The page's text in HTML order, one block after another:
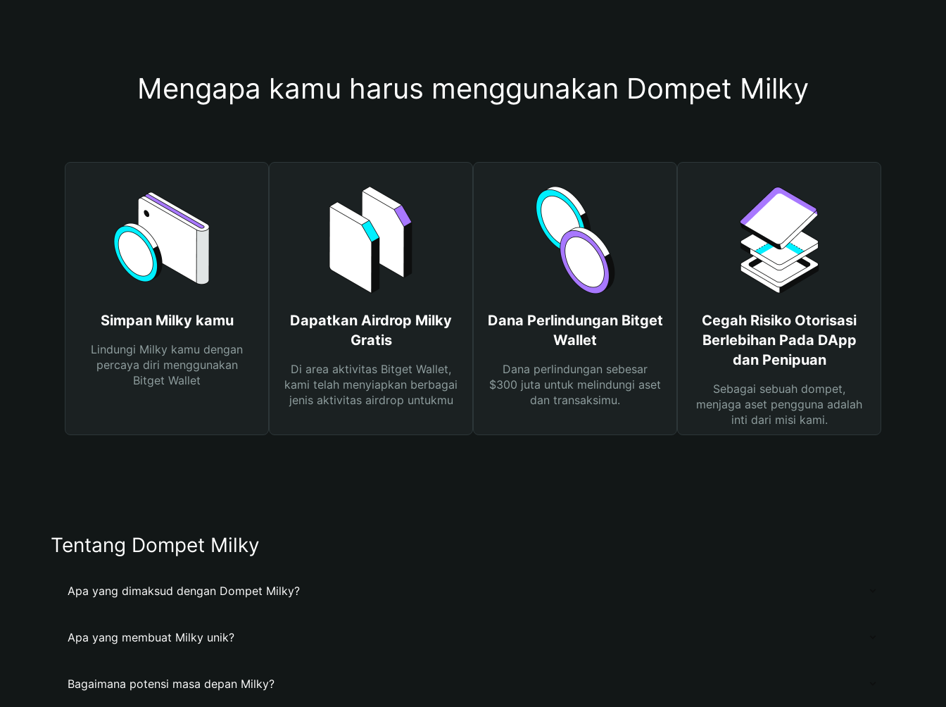
Mengapa kamu harus menggunakan Dompet Milky
Simpan Milky kamu
Lindungi Milky kamu dengan
percaya diri menggunakan
Bitget Wallet
Dapatkan Airdrop Milky
Gratis
Di area aktivitas Bitget Wallet,
kami telah menyiapkan berbagai
jenis aktivitas airdrop untukmu
Dana Perlindungan Bitget
Wallet
Dana perlindungan sebesar
$300 juta untuk melindungi aset
dan transaksimu.
Cegah Risiko Otorisasi
Berlebihan Pada DApp
dan Penipuan
Sebagai sebuah dompet,
menjaga aset pengguna adalah
inti dari misi kami.
Tentang Dompet Milky
Apa yang dimaksud dengan Dompet Milky?
Apa yang membuat Milky unik?
Bagaimana potensi masa depan Milky?